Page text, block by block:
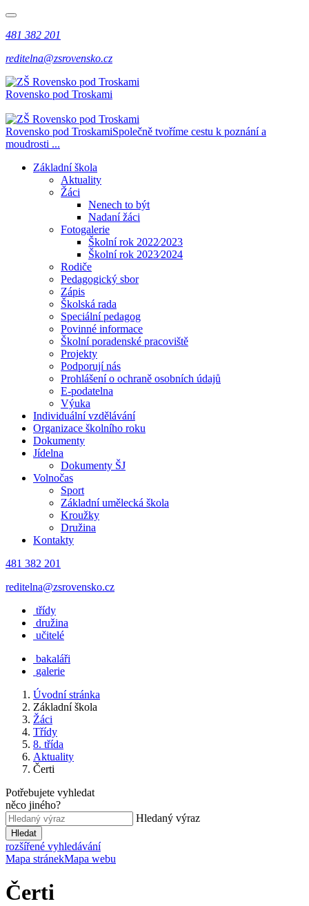
481 382 201
reditelna@zsrovensko.cz
Rovensko pod Troskami
Rovensko pod TroskamiSpolečně tvoříme cestu k poznání a
moudrosti ...
Základní škola
Aktuality
Žáci
Nenech to být
Nadaní žáci
Fotogalerie
Školní rok 2022⁄2023
Školní rok 2023⁄2024
Rodiče
Pedagogický sbor
Zápis
Školská rada
Speciální pedagog
Povinné informace
Školní poradenské pracoviště
Projekty
Podporují nás
Prohlášení o ochraně osobních údajů
E-podatelna
Výuka
Individuální vzdělávání
Organizace školního roku
Dokumenty
Jídelna
Dokumenty ŠJ
Volnočas
Sport
Základní umělecká škola
Kroužky
Družina
Kontakty
481 382 201
reditelna@zsrovensko.cz
třídy
družina
učitelé
bakaláři
galerie
Úvodní stránka
Základní škola
Žáci
Třídy
8. třída
Aktuality
Čerti
Potřebujete vyhledat
něco jiného?
Hledaný výraz
Hledat
rozšířené vyhledávání
Mapa stránekMapa webu
Čerti